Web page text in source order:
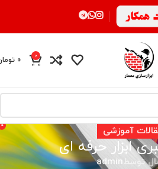
0
محصول
0
آموزشی
ابزار حرفه ای
توسطadmin
0